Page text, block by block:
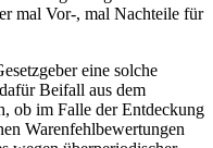
mal Vor-, mal Nachteile für
eine solche
Beifall aus dem
ob im Falle der Entdeckung
Warenfehlbewertungen